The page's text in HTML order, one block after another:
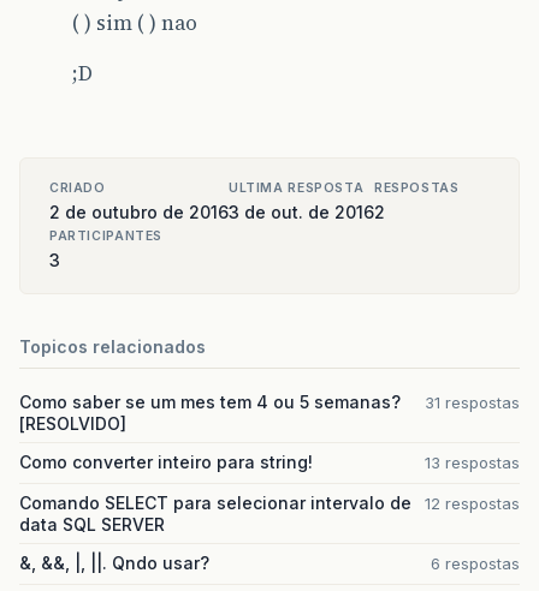
( ) sim ( ) nao
;D
CRIADO
2 de outubro de 2016
ULTIMA RESPOSTA
3 de out. de 2016
RESPOSTAS
2
PARTICIPANTES
3
Topicos relacionados
Como saber se um mes tem 4 ou 5 semanas?
[RESOLVIDO]
31 respostas
Como converter inteiro para string! 13 respostas
Comando SELECT para selecionar intervalo de
data SQL SERVER
12 respostas
&, &&, |, ||. Qndo usar? 6 respostas